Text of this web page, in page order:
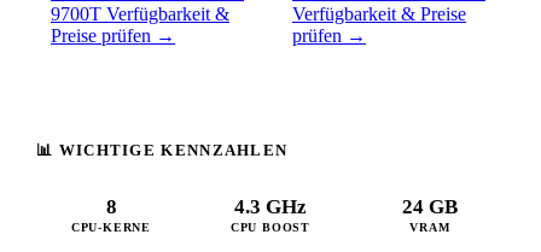
9700T Verfügbarkeit &
Preise prüfen →
Verfügbarkeit & Preise
prüfen →
📊 WICHTIGE KENNZAHLEN
8
CPU-KERNE
4.3 GHz
CPU BOOST
24 GB
VRAM